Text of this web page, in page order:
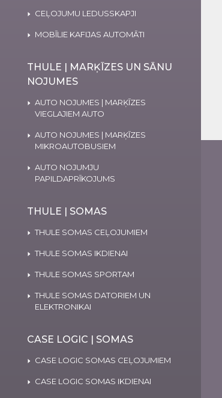
CEĻOJUMU LEDUSSKAPJI
MOBĪLIE KAFIJAS AUTOMĀTI
THULE | MARĶĪZES UN SĀNU
NOJUMES
AUTO NOJUMES | MARĶĪZES
VIEGLAJIEM AUTO
AUTO NOJUMES | MARĶĪZES
MIKROAUTOBUSIEM
AUTO NOJUMJU
PAPILDAPRĪKOJUMS
THULE | SOMAS
THULE SOMAS CEĻOJUMIEM
THULE SOMAS IKDIENAI
THULE SOMAS SPORTAM
THULE SOMAS DATORIEM UN
ELEKTRONIKAI
CASE LOGIC | SOMAS
CASE LOGIC SOMAS CEĻOJUMIEM
CASE LOGIC SOMAS IKDIENAI